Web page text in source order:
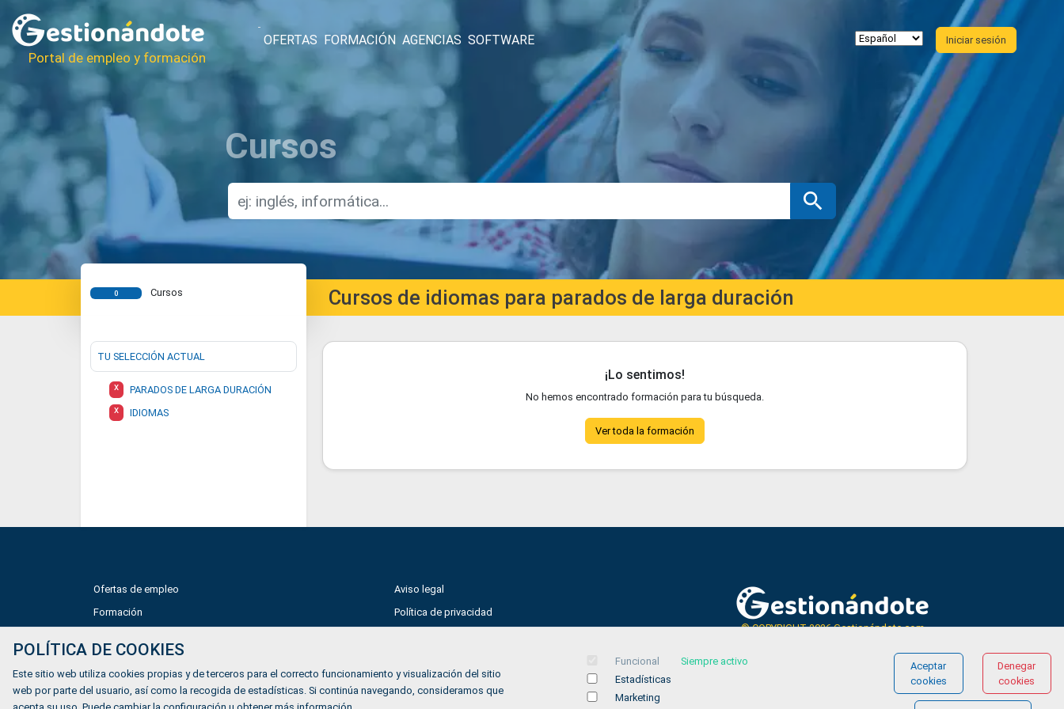
Portal de empleo y formación
OFERTAS FORMACIÓN AGENCIAS SOFTWARE Iniciar sesión
Cursos
0 Cursos Cursos de idiomas para parados de larga duración
TU SELECCIÓN ACTUAL
X PARADOS DE LARGA DURACIÓN
X IDIOMAS
¡Lo sentimos!
No hemos encontrado formación para tu búsqueda.
Ver toda la formación
Ofertas de empleo
Formación
Listado Agencias de empleo
Quiénes somos
Aviso legal
Política de privacidad
Contacto
© COPYRIGHT 2026 Gestionándote.com
POLÍTICA DE COOKIES
Este sitio web utiliza cookies propias y de terceros para el correcto funcionamiento y visualización del sitio
web por parte del usuario, así como la recogida de estadísticas. Si continúa navegando, consideramos que
Funcional
Siempre activo
Estadísticas
Marketing
Aceptar
cookies
Denegar
cookies